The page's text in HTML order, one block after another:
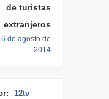
de turistas
extranjeros
6 de agosto de
2014
12tv